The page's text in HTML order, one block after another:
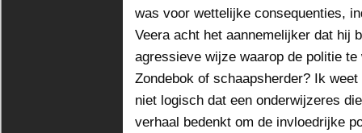
was voor wettelijke consequenties,
Veera acht het aannemelijker dat hij
agressieve wijze waarop de politie te
Zondebok of schaapsherder? Ik
niet logisch dat een onderwijzeres
verhaal bedenkt om de invloedrijke